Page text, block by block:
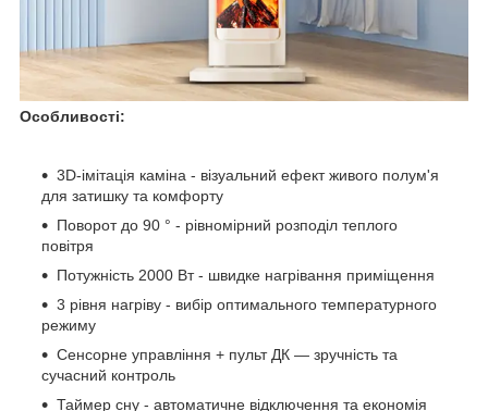
Особливості:
3D-імітація каміна - візуальний ефект живого полум'я
для затишку та комфорту
Поворот до 90 ° - рівномірний розподіл теплого
повітря
Потужність 2000 Вт - швидке нагрівання приміщення
3 рівня нагріву - вибір оптимального температурного
режиму
Сенсорне управління + пульт ДК — зручність та
сучасний контроль
Таймер сну - автоматичне відключення та економія